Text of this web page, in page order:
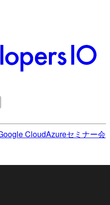
CloudAzureセミナー会